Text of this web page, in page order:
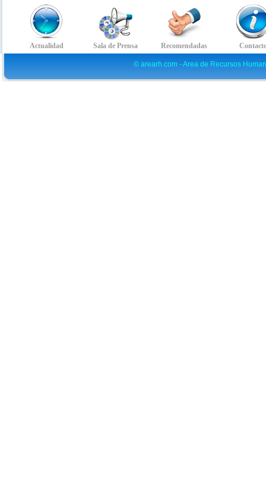
© arearh.com - Area de Recursos